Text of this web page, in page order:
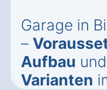
Garage in
–
Aufbau und
Varianten